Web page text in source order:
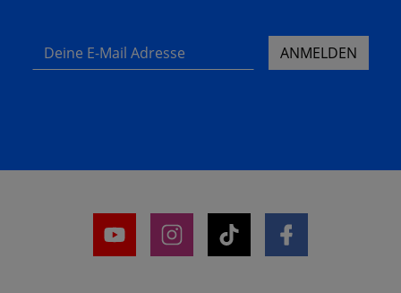
Deine E-Mail Adresse ANMELDEN